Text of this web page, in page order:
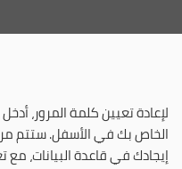
لإعادة تعيين كلمة المرور،
الخاص بك في الأسفل. ستتم
إيجادك في قاعدة البيانات،